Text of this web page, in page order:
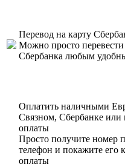
Перевод на карту
Можно просто перевести
Сбербанка любым
Оплатить наличными
Связном, Сбербанке или
оплаты
Просто получите номер
телефон и покажите его
оплаты